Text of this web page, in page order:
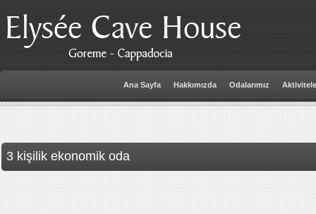
Ana Sayfa Hakkımızda Odalarımız
3 kişilik ekonomik oda